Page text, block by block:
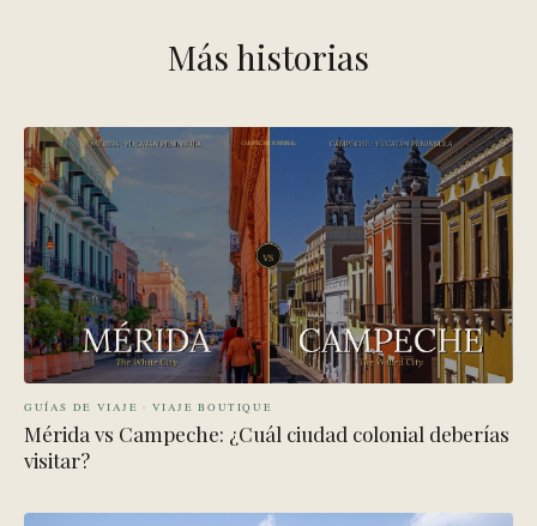
Más historias
GUÍAS DE VIAJE · VIAJE BOUTIQUE
Mérida vs Campeche: ¿Cuál ciudad colonial deberías
visitar?